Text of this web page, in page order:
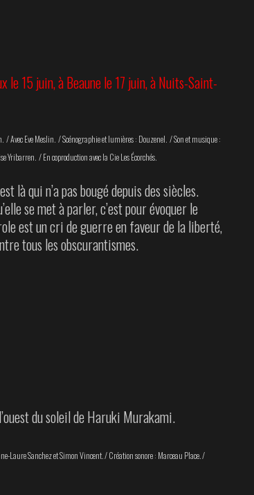
le 15 juin, àBeaune le 17 juin, à Nuits-Saint-
/Avec Eve Meslin. /Scénographie et lumières : Douzenel. /Son et musique :
Yribarren. /En coproduction avec la Cie Les Écorchés.
là qui n’a pas bougé depuis des siècles.
se met à parler, c’est pour évoquer le
est un cri de guerre en faveur de la liberté,
tous les obscurantismes.
du soleil de Haruki Murakami.
Laure Sanchez et Simon Vincent. / Création sonore : Marceau Place. /